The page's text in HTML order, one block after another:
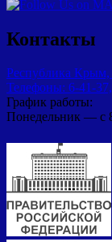
Контакты
Республика Крым,
Телефоны: 6-41-
График работы:
Понедельник — с